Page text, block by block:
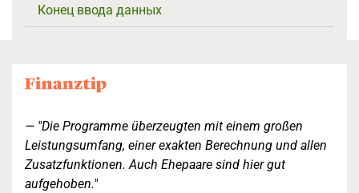
Конец ввода данных
"Die Programme überzeugten mit einem großen
Leistungsumfang, einer exakten Berechnung und allen
Zusatzfunktionen. Auch Ehepaare sind hier gut
aufgehoben."